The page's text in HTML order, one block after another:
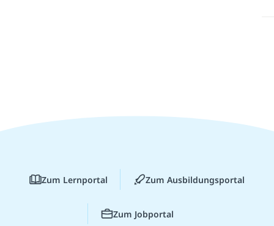
Zum Lernportal Zum Ausbildungsportal
Zum Jobportal